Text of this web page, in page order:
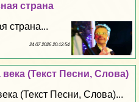
страна
страна...
24 07 2026 20:12:54
(Текст Песни, Слова)
(Текст Песни, Слова)...